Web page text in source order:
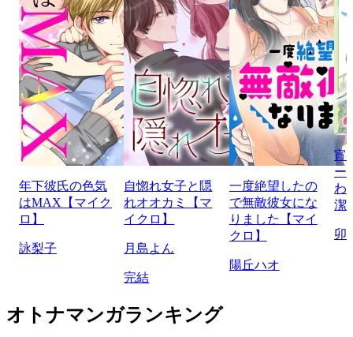
年下彼氏の色気
はMAX【マイク
ロ】
詠梨子
自惚れ女子と隠
れオオカミ【マ
イクロ】
月島よん
完結
一度絶望したの
で無敵彼女にな
りました【マイ
クロ】
陽丘ハオ
宵
ー
わ
潔
卯
オトナマンガランキング